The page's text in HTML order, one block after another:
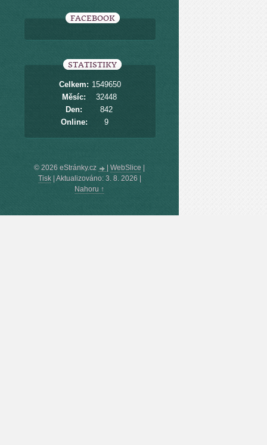
FACEBOOK
STATISTIKY
Online: 9
Celkem: 1549650
Měsíc:
32448
Den:
842
© 2026 eStránky.cz WebSlice
Tisk| Aktualizováno: 3. 8. 2026
Nahoru ↑